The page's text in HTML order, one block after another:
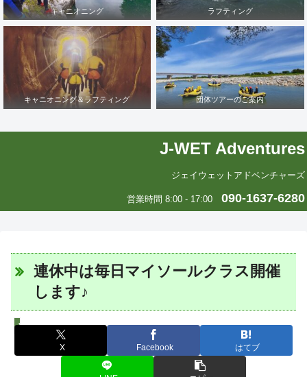
キャニオニング ラフティング
キャニオニング＆ラフティング 団体ツアーのご案内
J-WET Adventures
ジェイウェットアドベンチャーズ
営業時間 8:00 - 17:00 090-1637-6280
連休中は毎日マイソールクラス開催
します♪
J-WETインド支部～ヨガのこころ～
X Facebook はてブ